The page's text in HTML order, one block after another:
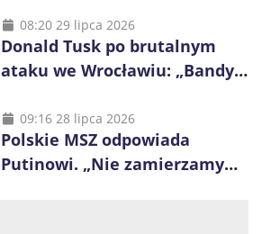
Ostrzega przed podwyżkami
08:20 29 lipca 2026
Donald Tusk po brutalnym
ataku we Wrocławiu: „Bandyci
polskich ulicach”
09:16 28 lipca 2026
Polskie MSZ odpowiada
Putinowi. „Nie zamierzamy